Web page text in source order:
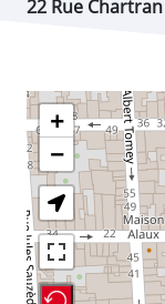
22 Rue Chartran
+
−